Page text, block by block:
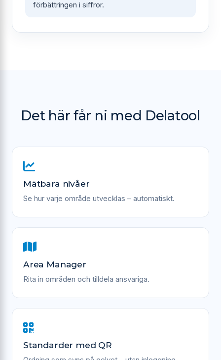
förbättringen i siffror.
Det här får ni med Delatool
Mätbara nivåer
Se hur varje område utvecklas – automatiskt.
Area Manager
Rita in områden och tilldela ansvariga.
Standarder med QR